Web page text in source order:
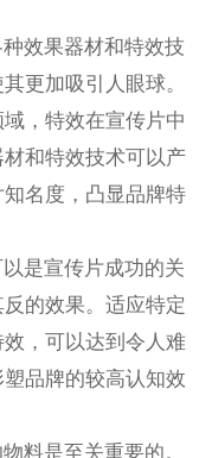
效果器材和特效技
更加吸引人眼球。
，特效在宣传片中
和特效技术可以产
名度，凸显品牌特
是宣传片成功的关
的效果。适应特定
，可以达到令人难
品牌的较高认知效
料是至关重要的。